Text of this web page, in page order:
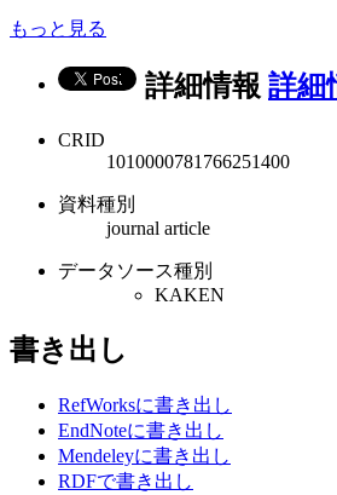
もっと見る
詳細情報 詳細
CRID
1010000781766251400
資料種別
journal article
データソース種別
KAKEN
書き出し
RefWorksに書き出し
EndNoteに書き出し
Mendeleyに書き出し
RDFで書き出し